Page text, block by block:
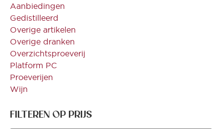
Aanbiedingen
Gedistilleerd
Overige artikelen
Overige dranken
Overzichtsproeverij
Platform PC
Proeverijen
Wijn
FILTEREN OP PRIJS